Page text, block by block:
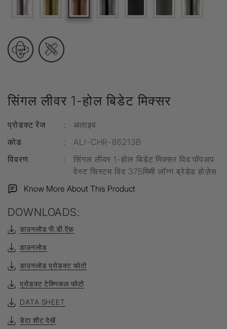
सिंगल लीवर 1-होल बिडेट मिक्सर
प्रोडक्ट रेंज :
अलाइव
कोड
:
ALI-CHR-85213B
विवरण
:
सिंगल लीवर 1-होल बिडेट मिक्सर विद पॉपअप
वेस्ट सिस्टम विद 375मिमी लॉन्ग ब्रेडेड होज़ेस
Know More About This Product
DOWNLOADS:
डाउनलोड पी.डी.ऍफ़
डाउनलोड
डाउनलोड प्रोडक्ट फोटो
प्रोडक्ट टेक्निकल फोटो
DATA SHEET
डेटा शीट देखें